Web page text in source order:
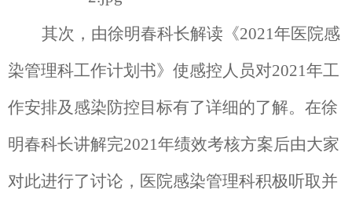
其次，由徐明春科长解读《2021年医院感
染管理科工作计划书》使感控人员对2021年工
作安排及感染防控目标有了详细的了解。在徐
明春科长讲解完2021年绩效考核方案后由大家
对此进行了讨论，医院感染管理科积极听取并